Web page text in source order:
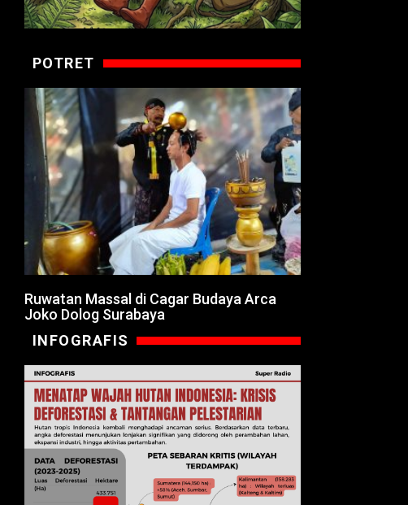
POTRET
Ruwatan Massal di Cagar Budaya Arca
Joko Dolog Surabaya
INFOGRAFIS